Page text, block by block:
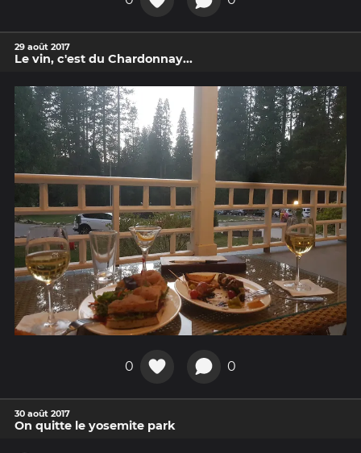
29 août 2017
Le vin, c'est du Chardonnay...
0 0
30 août 2017
On quitte le yosemite park